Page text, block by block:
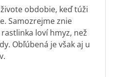
obdobie, keď túži
Samozrejme znie
loví hmyz, než
Obľúbená je však aj u